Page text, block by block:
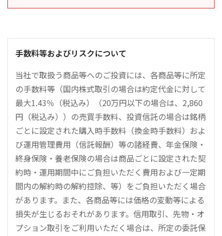
手数料等およびリスクについて
当社で取扱う商品等へのご投資には、各商品等に所定
の手数料等（国内株式取引の場合は約定代金に対して
最大1.43％（税込み）（20万円以下の場合は、2,860
円（税込み））の売買手数料、投資信託の場合は銘柄
ごとに設定された購入時手数料（換金時手数料）およ
び運用管理費用（信託報酬）等の諸経費、年金保険・
終身保険・養老保険の場合は商品ごとに設定された契
約時・運用期間中にご負担いただく費用および一定期
間内の解約時の解約控除、等）をご負担いただく場合
があります。また、各商品等には価格の変動等による
損失が生じるおそれがあります。信用取引、先物・オ
プション取引をご利用いただく場合は、所定の委託保